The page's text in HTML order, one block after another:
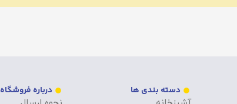
دسته بندی ها درباره فروشگاه